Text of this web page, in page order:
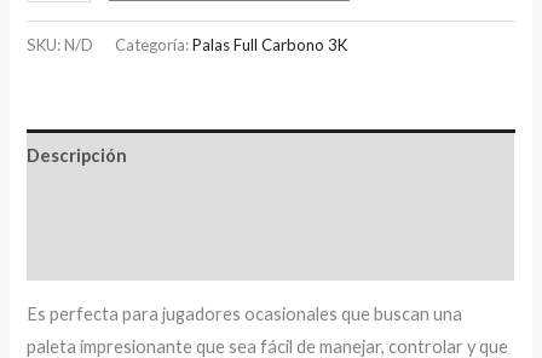
SKU:N/D Categoría:Palas Full Carbono 3K
Descripción
Es perfecta para jugadores ocasionales que buscan una
paleta impresionante que sea fácil de manejar, controlar y que